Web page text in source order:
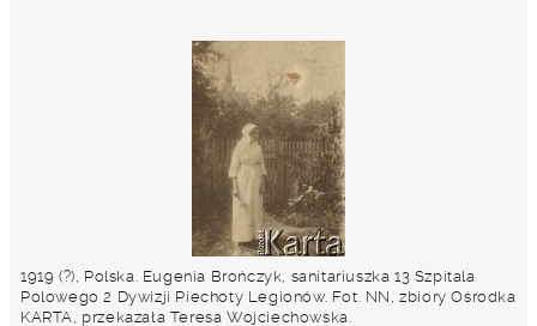
1919 (?), Polska. Eugenia Brończyk, sanitariuszka 13 Szpitala
Polowego 2 Dywizji Piechoty Legionów. Fot. NN, zbiory Ośrodka
KARTA, przekazała Teresa Wojciechowska.